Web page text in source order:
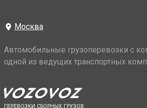
Москва
Автомобильные грузоперевозки с
одной из ведущих транспортных
ПЕРЕВОЗКИ СБОРНЫХ ГРУЗОВ